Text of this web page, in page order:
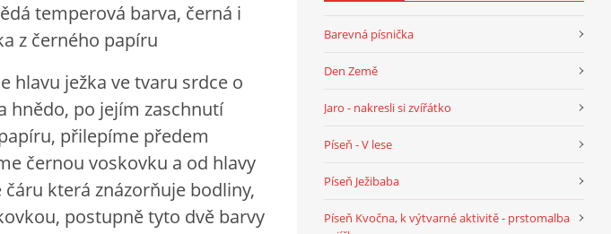
temperová barva, černá i
z černého papíru
hlavu ježka ve tvaru srdce o
hnědo, po jejím zaschnutí
přilepíme předem
černou voskovku a od hlavy
která znázorňuje bodliny,
postupně tyto dvě barvy
Barevná písnička
Den Země
Jaro - nakresli si zvířátko
Píseň - V lese
Píseň Ježibaba
Píseň Kvočna, k výtvarné aktivitě - prstomalba